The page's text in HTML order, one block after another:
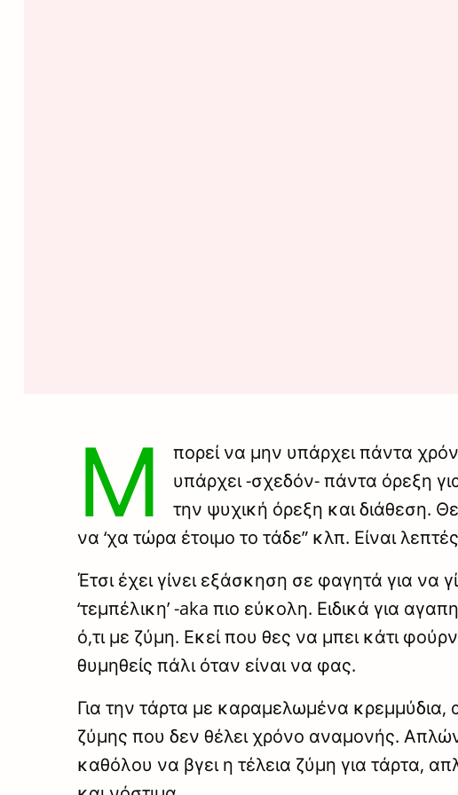
Μ
πορεί να μην υπάρχει πάντα
υπάρχει -σχεδόν- πάντα όρεξη
την ψυχική όρεξη και διάθεση.
να ‘χα τώρα έτοιμο το τάδε” κλπ. Είναι
Έτσι έχει γίνει εξάσκηση σε φαγητά για να
‘τεμπέλικη’ -aka πιο εύκολη. Ειδικά για
ό,τι με ζύμη. Εκεί που θες να μπει κάτι
θυμηθείς πάλι όταν είναι να φας.
Για την τάρτα με καραμελωμένα κρεμμύδια,
ζύμης που δεν θέλει χρόνο αναμονής.
καθόλου να βγει η τέλεια ζύμη για τάρτα,